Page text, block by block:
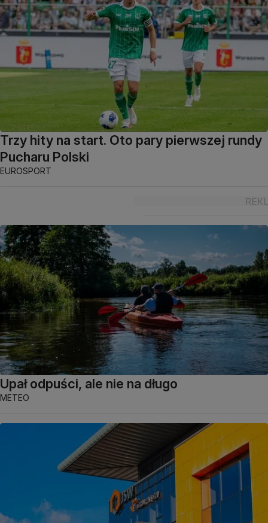
Trzy hity na start. Oto pary pierwszej rundy
Pucharu Polski
EUROSPORT
Upał odpuści, ale nie na długo
METEO